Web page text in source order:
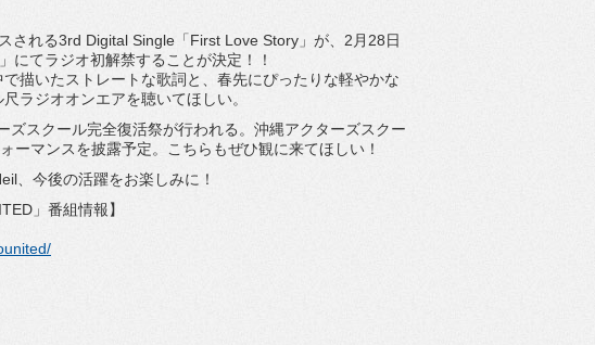
される3rd Digital Single「First Love Story」が、2月28日
にてラジオ初解禁することが決定！！
描いたストレートな歌詞と、 春先にぴったりな軽やかな
ラジオオンエアを聴いてほしい。
ズスクール完全復活祭が行われる。 沖縄アクターズスクー
ーマンスを披露予定。
こちらもぜひ観に来てほしい！
、 今後の活躍をお楽しみに！
」番組情報】